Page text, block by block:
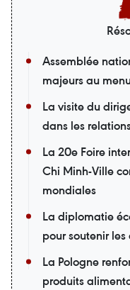
Assemblée
majeurs au
La visite du
dans les
La 20e Foire
Chi Minh-Ville
mondiales
La diplomatie
pour soutenir
La Pologne
produits